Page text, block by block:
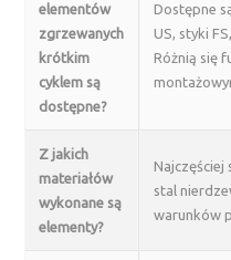
elementów
zgrzewanych
krótkim
cyklem są
dostępne?
Dostępne
US, styki
Różnią się
Z jakich
materiałów
wykonane są
elementy?
Najczęściej
stal
warunków